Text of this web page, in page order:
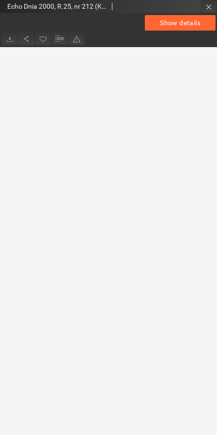
Show details
Echo Dnia 2000, R.25, nr 212 (Kieleckie)